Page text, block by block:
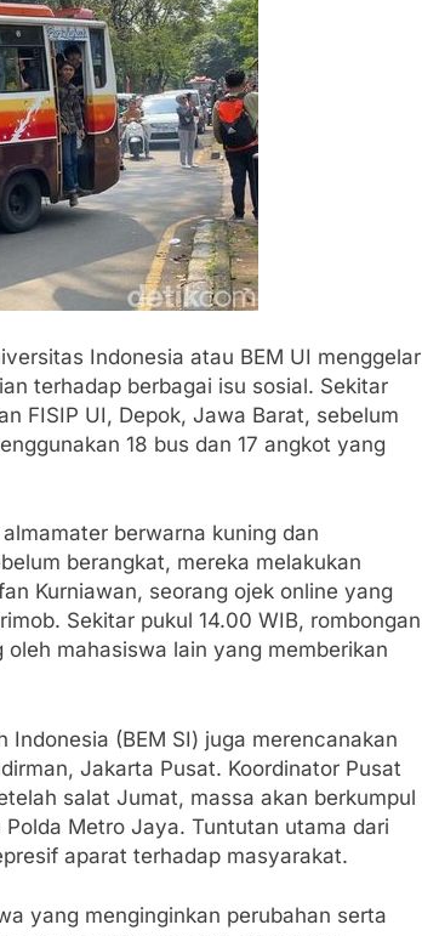
Indonesia atau BEM UI menggelar
terhadap berbagai isu sosial. Sekitar
FISIP UI, Depok, Jawa Barat, sebelum
18 bus dan 17 angkot yang
berwarna kuning dan
berangkat, mereka melakukan
Kurniawan, seorang ojek online yang
Sekitar pukul 14.00 WIB, rombongan
mahasiswa lain yang memberikan
(BEM SI) juga merencanakan
Jakarta Pusat. Koordinator Pusat
salat Jumat, massa akan berkumpul
Metro Jaya. Tuntutan utama dari
aparat terhadap masyarakat.
yang menginginkan perubahan serta